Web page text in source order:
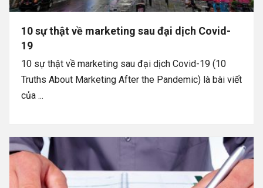
10 sự thật về marketing sau đại dịch Covid-
19
10 sự thật về marketing sau đại dịch Covid-19 (10
Truths About Marketing After the Pandemic) là bài viết
của ...